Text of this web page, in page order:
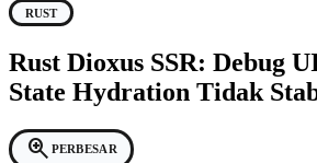
RUST
Rust Dioxus SSR: Debug
State Hydration Tidak
zoom_in PERBESAR